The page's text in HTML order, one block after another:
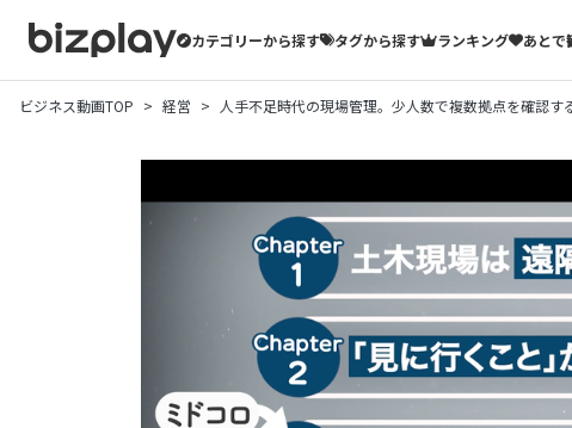
カテゴリーから探す タグから探す ランキング あとで
ビジネス動画TOP 経営 人手不足時代の現場管理。少人数で複数拠点を確認す